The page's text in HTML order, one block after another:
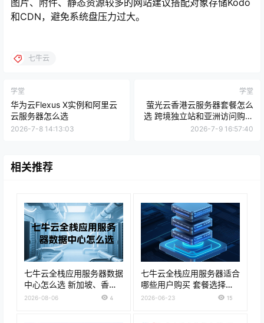
图片、附件、静态资源较多的网站建议搭配对象存储Kodo
和CDN，避免系统盘压力过大。
七牛云
学堂
华为云Flexus X实例和阿里云
云服务器怎么选
2026-7-8 14:13:03
学堂
萤光云香港云服务器套餐怎么
选 跨境独立站和亚洲访问购买
建议
2026-7-9 16:57:40
相关推荐
七牛云全栈应用服务器数据
中心怎么选 新加坡、香港
和常山套餐参考
2026-08-06 4
七牛云全栈应用服务器适合
哪些用户购买 套餐选择和
场景判断
2026-06-23 15